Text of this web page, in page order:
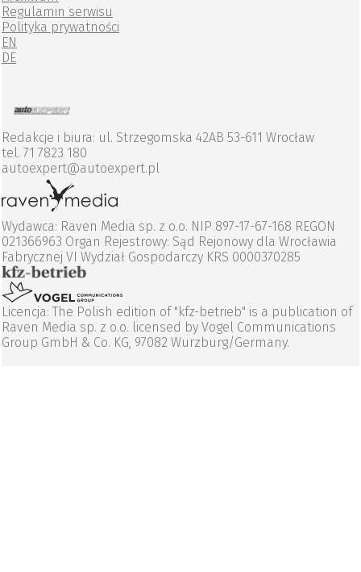
Regulamin serwisu
Polityka prywatności
EN
DE
Redakcje i biura: ul. Strzegomska 42AB 53-611 Wrocław
tel. 71 7823 180
autoexpert@autoexpert.pl
Wydawca: Raven Media sp. z o.o. NIP 897-17-67-168 REGON
021366963 Organ Rejestrowy: Sąd Rejonowy dla Wrocławia
Fabrycznej VI Wydział Gospodarczy KRS 0000370285
Licencja: The Polish edition of "kfz-betrieb" is a publication of
Raven Media sp. z o.o. licensed by Vogel Communications
Group GmbH & Co. KG, 97082 Wurzburg/Germany.